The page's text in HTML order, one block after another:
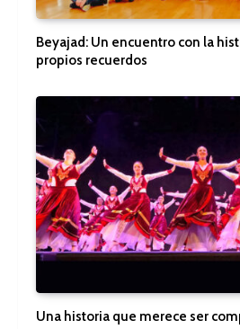
Beyajad: Un encuentro con la
propios recuerdos
Una historia que merece ser